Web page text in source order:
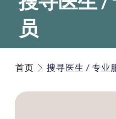
员
首页 搜寻医生 / 专业